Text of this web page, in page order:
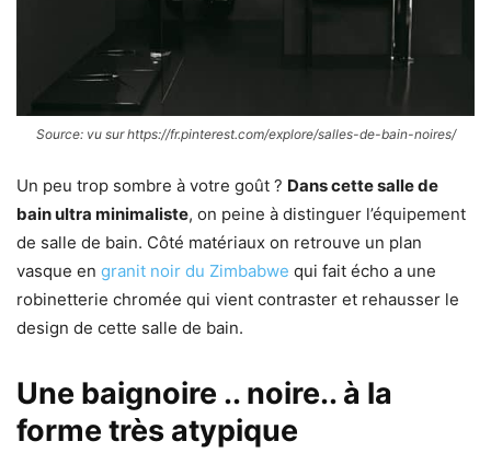
Source: vu sur https://fr.pinterest.com/explore/salles-de-bain-noires/
Un peu trop sombre à votre goût ? Dans cette salle de
bain ultra minimaliste, on peine à distinguer l’équipement
de salle de bain. Côté matériaux on retrouve un plan
vasque en granit noir du Zimbabwe qui fait écho a une
robinetterie chromée qui vient contraster et rehausser le
design de cette salle de bain.
Une baignoire .. noire.. à la
forme très atypique